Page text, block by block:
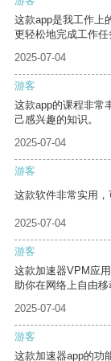
这款app是我工作上
更轻松地完成工作任
2025-07-04
游客
这款app的课程非常
己感兴趣的知识。
2025-07-04
游客
这款软件非常实用，
2025-07-04
游客
这款加速器VPM应
助你在网络上自由移
2025-07-04
游客
这款加速器app的功